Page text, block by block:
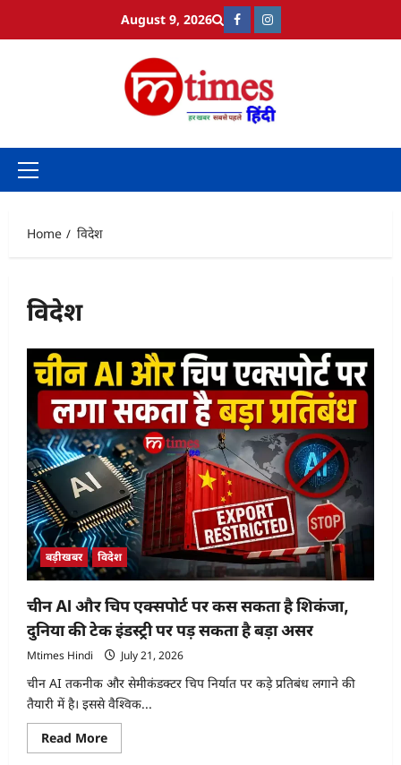
August 9, 2026 Facebook
Primary
Home विदेश
विदेश
बड़ीखबर विदेश
चीन AI और चिप एक्सपोर्ट पर कस सकता है शिकंजा,
दुनिया की टेक इंडस्ट्री पर पड़ सकता है बड़ा असर
Mtimes Hindi July 21, 2026
चीन AI तकनीक और सेमीकंडक्टर चिप निर्यात पर कड़े प्रतिबंध लगाने की
तैयारी में है। इससे वैश्विक...
Read MoreRead
more